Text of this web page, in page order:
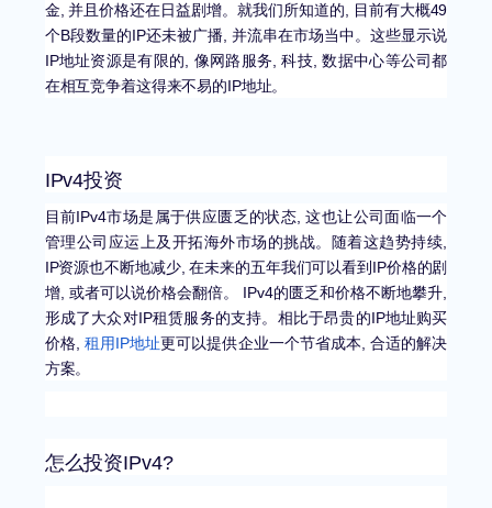
金, 并且价格还在日益剧增。就我们所知道的, 目前有大概49
个B段数量的IP还未被广播, 并流串在市场当中。这些显示说
IP地址资源是有限的, 像网路服务, 科技, 数据中心等公司都
在相互竞争着这得来不易的IP地址。
IPv4投资
目前IPv4市场是属于供应匮乏的状态, 这也让公司面临一个
管理公司应运上及开拓海外市场的挑战。随着这趋势持续,
IP资源也不断地减少, 在未来的五年我们可以看到IP价格的剧
增, 或者可以说价格会翻倍。 IPv4的匮乏和价格不断地攀升,
形成了大众对IP租赁服务的支持。相比于昂贵的IP地址购买
价格, 租用IP地址更可以提供企业一个节省成本, 合适的解决
方案。
怎么投资IPv4?